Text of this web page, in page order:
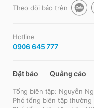
Theo dõi báo trên
Hotline
0906 645 777
Đặt báo Quảng cáo
Tổng biên tập: Nguyễn
Phó tổng biên tập thường